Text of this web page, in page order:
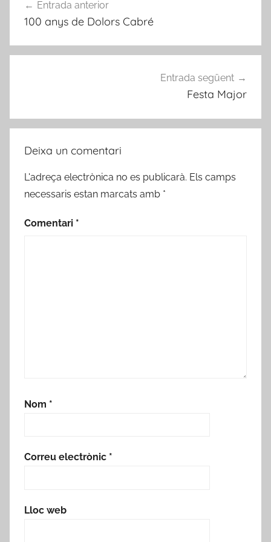
d'entrades
Entrada anterior
100 anys de Dolors Cabré
Entrada següent
Festa Major
Deixa un comentari
L'adreça electrònica no es publicarà. Els camps
necessaris estan marcats amb *
Comentari *
Nom *
Correu electrònic *
Lloc web